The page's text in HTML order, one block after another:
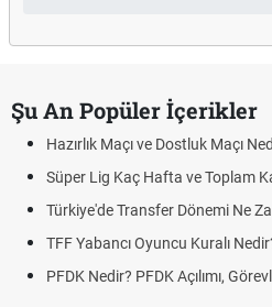
Şu An Popüler İçerikler
Hazırlık Maçı ve Dostluk Maçı
Süper Lig Kaç Hafta ve Toplam
Türkiye'de Transfer Dönemi Ne
TFF Yabancı Oyuncu Kuralı
PFDK Nedir? PFDK Açılımı,